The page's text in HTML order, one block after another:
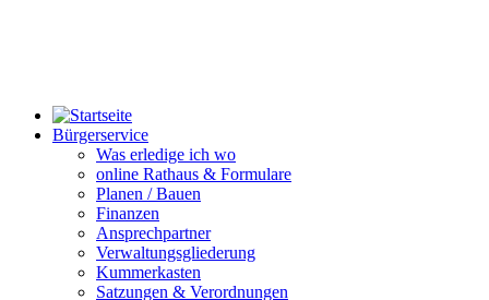
Bürgerservice
Was erledige ich wo
online Rathaus & Formulare
Planen / Bauen
Finanzen
Ansprechpartner
Verwaltungsgliederung
Kummerkasten
Satzungen & Verordnungen